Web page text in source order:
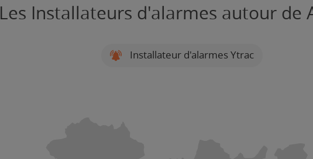
Les Installateurs d'alarmes autour de
Installateur d'alarmes Ytrac